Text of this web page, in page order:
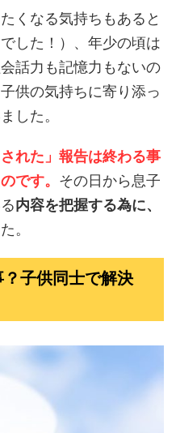
くなる気持ちもあると
した！）、年少の頃は
話力も記憶力もないの
供の気持ちに寄り添っ
した。
れた」報告は終わる事
です。 その日から息子
内容を把握する為に、
。
子供同士で解決